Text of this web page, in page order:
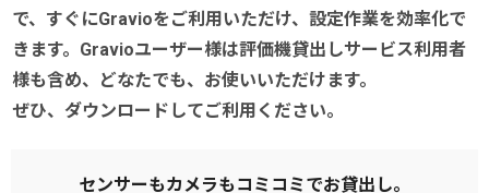
で、すぐにGravioをご利用いただけ、設定作業を効率化で
きます。Gravioユーザー様は評価機貸出しサービス利用者
様も含め、どなたでも、お使いいただけます。
ぜひ、ダウンロードしてご利用ください。
センサーもカメラもコミコミでお貸出し。